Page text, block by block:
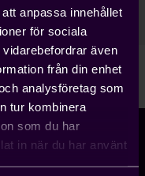
anpassa innehållet
för sociala
även
från din enhet
analysföretag som
tur kombinera
som du har
in när du har använt